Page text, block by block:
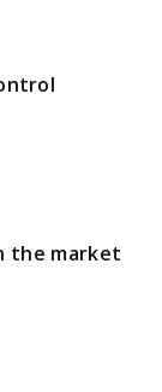
the market